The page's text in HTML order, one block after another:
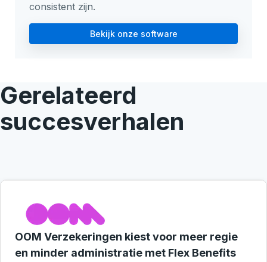
consistent zijn.
Bekijk onze software
Gerelateerd
succesverhalen
OOM Verzekeringen kiest voor meer regie
en minder administratie met Flex Benefits